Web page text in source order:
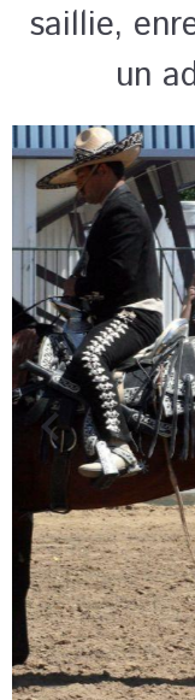
saillie,
un